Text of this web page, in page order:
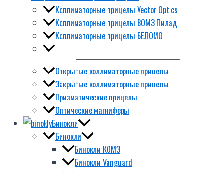
Коллиматорные прицелы Vector Optics
Коллиматорные прицелы ВОМЗ Пилад
Коллиматорные прицелы БЕЛОМО
Открытые коллиматорные прицелы
Закрытые коллиматорные прицелы
Призматические прицелы
Оптические магниферы
Бинокли
Бинокли
Бинокли КОМЗ
Бинокли Vanguard